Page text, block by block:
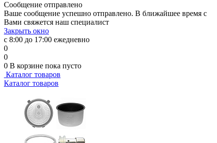
Сообщение отправлено
Ваше сообщение успешно отправлено. В ближайшее время с
Вами свяжется наш специалист
Закрыть окно
с 8:00 до 17:00 ежедневно
0
0
0 В корзине пока пусто
Каталог товаров
Каталог товаров